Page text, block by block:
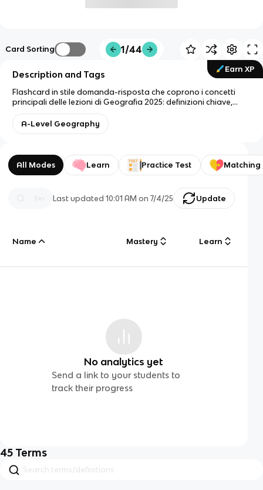
Card Sorting 1/44
Earn XP
Description and Tags
Flashcard in stile domanda-risposta che coprono i concetti
principali delle lezioni di Geografia 2025: definizioni chiave,
autori, teorie cartografiche, geopolitica, post-colonialismo,
migrazioni e confini.
A-Level Geography
All Modes Learn Practice Test Matching
Last updated10:01 AM on 7/4/25 Update
Name Mastery Learn
No analytics yet
Send a link to your students to
track their progress
45 Terms